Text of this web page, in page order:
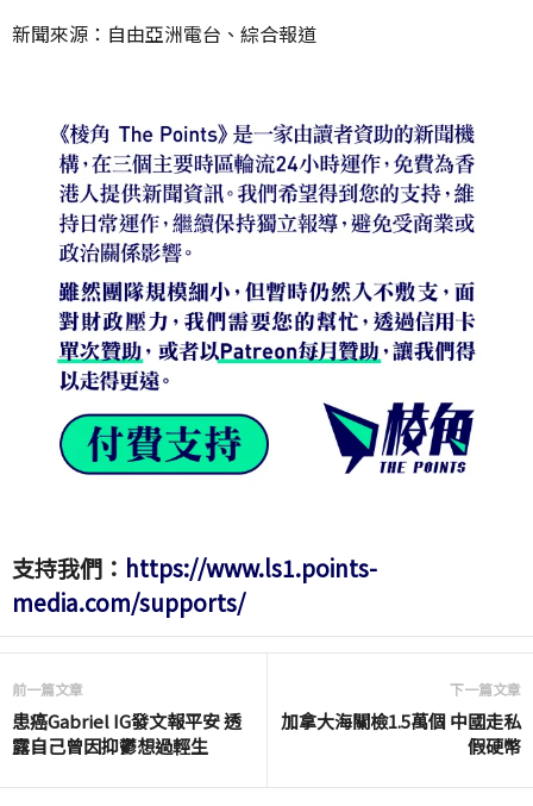
新聞來源：自由亞洲電台、綜合報道
支持我們： https://www.ls1.points-
media.com/supports/
前一篇文章
患癌Gabriel IG發文報平安 透
露自己曾因抑鬱想過輕生
下一篇文章
加拿大海關檢1.5萬個 中國走私
假硬幣